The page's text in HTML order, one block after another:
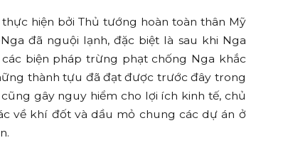
hiện bởi Thủ tướng hoàn toàn thân Mỹ
đã nguội lạnh, đặc biệt là sau khi Nga
biện pháp trừng phạt chống Nga khắc
thành tựu đã đạt được trước đây trong
gây nguy hiểm cho lợi ích kinh tế, chủ
về khí đốt và dầu mỏ chung các dự án ở